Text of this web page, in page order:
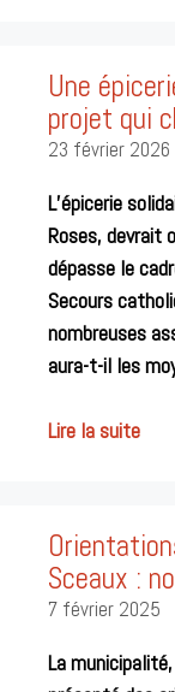
Une
projet qui
23 février 2026
L’épicerie
Roses, devrait
dépasse le
Secours
nombreuses
aura-t-il les
Lire la suite
Sceaux :
7 février 2025
La